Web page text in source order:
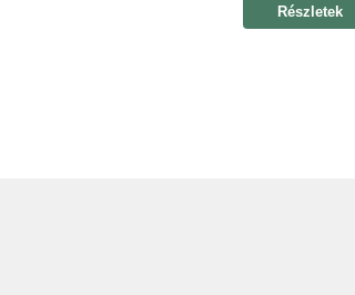
Részletek